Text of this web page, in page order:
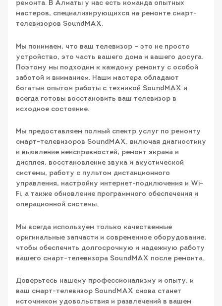
ремонта. В Алматы у нас есть команда опытных
мастеров, специализирующихся на ремонте смарт-
телевизоров SoundMAX.
Мы понимаем, что ваш телевизор – это не просто
устройство, это часть вашего дома и вашего досуга.
Поэтому мы подходим к каждому ремонту с особой
заботой и вниманием. Наши мастера обладают
богатым опытом работы с техникой SoundMAX и
всегда готовы восстановить ваш телевизор в
исходное состояние.
Мы предоставляем полный спектр услуг по ремонту
смарт-телевизоров SoundMAX, включая диагностику
и выявление неисправностей, ремонт экрана и
дисплея, восстановление звука и акустической
системы, работу с пультом дистанционного
управления, настройку интернет-подключения и Wi-
Fi, а также обновление программного обеспечения и
операционной системы.
Мы всегда используем только качественные
оригинальные запчасти и современное оборудование,
чтобы обеспечить долгосрочную и надежную работу
вашего смарт-телевизора SoundMAX после ремонта.
Доверьтесь нашему профессионализму и опыту, и
ваш смарт-телевизор SoundMAX снова станет
источником удовольствия и развлечений в вашем